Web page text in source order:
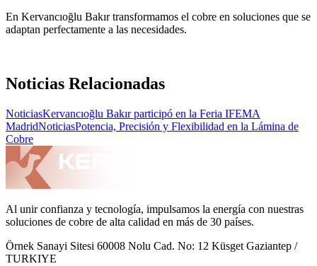
En Kervancıoğlu Bakır transformamos el cobre en soluciones que se
adaptan perfectamente a las necesidades.
Noticias Relacionadas
NoticiasKervancıoğlu Bakır participó en la Feria IFEMA
MadridNoticiasPotencia, Precisión y Flexibilidad en la Lámina de
Cobre
Al unir confianza y tecnología, impulsamos la energía con nuestras
soluciones de cobre de alta calidad en más de 30 países.
Örnek Sanayi Sitesi 60008 Nolu Cad. No: 12 Küsget Gaziantep /
TURKIYE